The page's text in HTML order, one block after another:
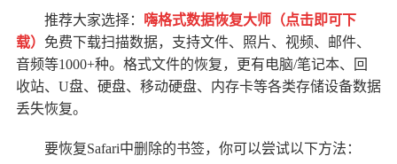
推荐大家选择： 嗨格式数据恢复大师（点击即可下
载） 免费下载扫描数据，支持文件、照片、视频、邮件、
音频等1000+种。格式文件的恢复，更有电脑/笔记本、回
收站、U盘、硬盘、移动硬盘、内存卡等各类存储设备数据
丢失恢复。
要恢复Safari中删除的书签，你可以尝试以下方法：